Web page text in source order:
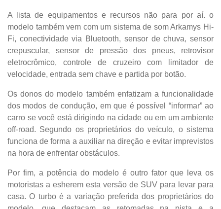
A lista de equipamentos e recursos não para por aí. o
modelo também vem com um sistema de som Arkamys Hi-
Fi, conectividade via Bluetooth, sensor de chuva, sensor
crepuscular, sensor de pressão dos pneus, retrovisor
eletrocrômico, controle de cruzeiro com limitador de
velocidade, entrada sem chave e partida por botão.
Os donos do modelo também enfatizam a funcionalidade
dos modos de condução, em que é possível “informar” ao
carro se você está dirigindo na cidade ou em um ambiente
off-road. Segundo os proprietários do veículo, o sistema
funciona de forma a auxiliar na direção e evitar imprevistos
na hora de enfrentar obstáculos.
Por fim, a potência do modelo é outro fator que leva os
motoristas a esherem esta versão de SUV para levar para
casa. O turbo é a variação preferida dos proprietários do